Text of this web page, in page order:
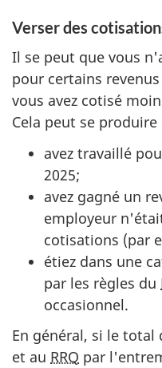
Verser des
Il se peut que vous
pour certains
vous avez cotisé
Cela peut se produire
avez travaillé
2025;
avez gagné un
employeur
cotisations (par
étiez dans une
par les règles du
occasionnel.
En général, si le total
et au RRQ par